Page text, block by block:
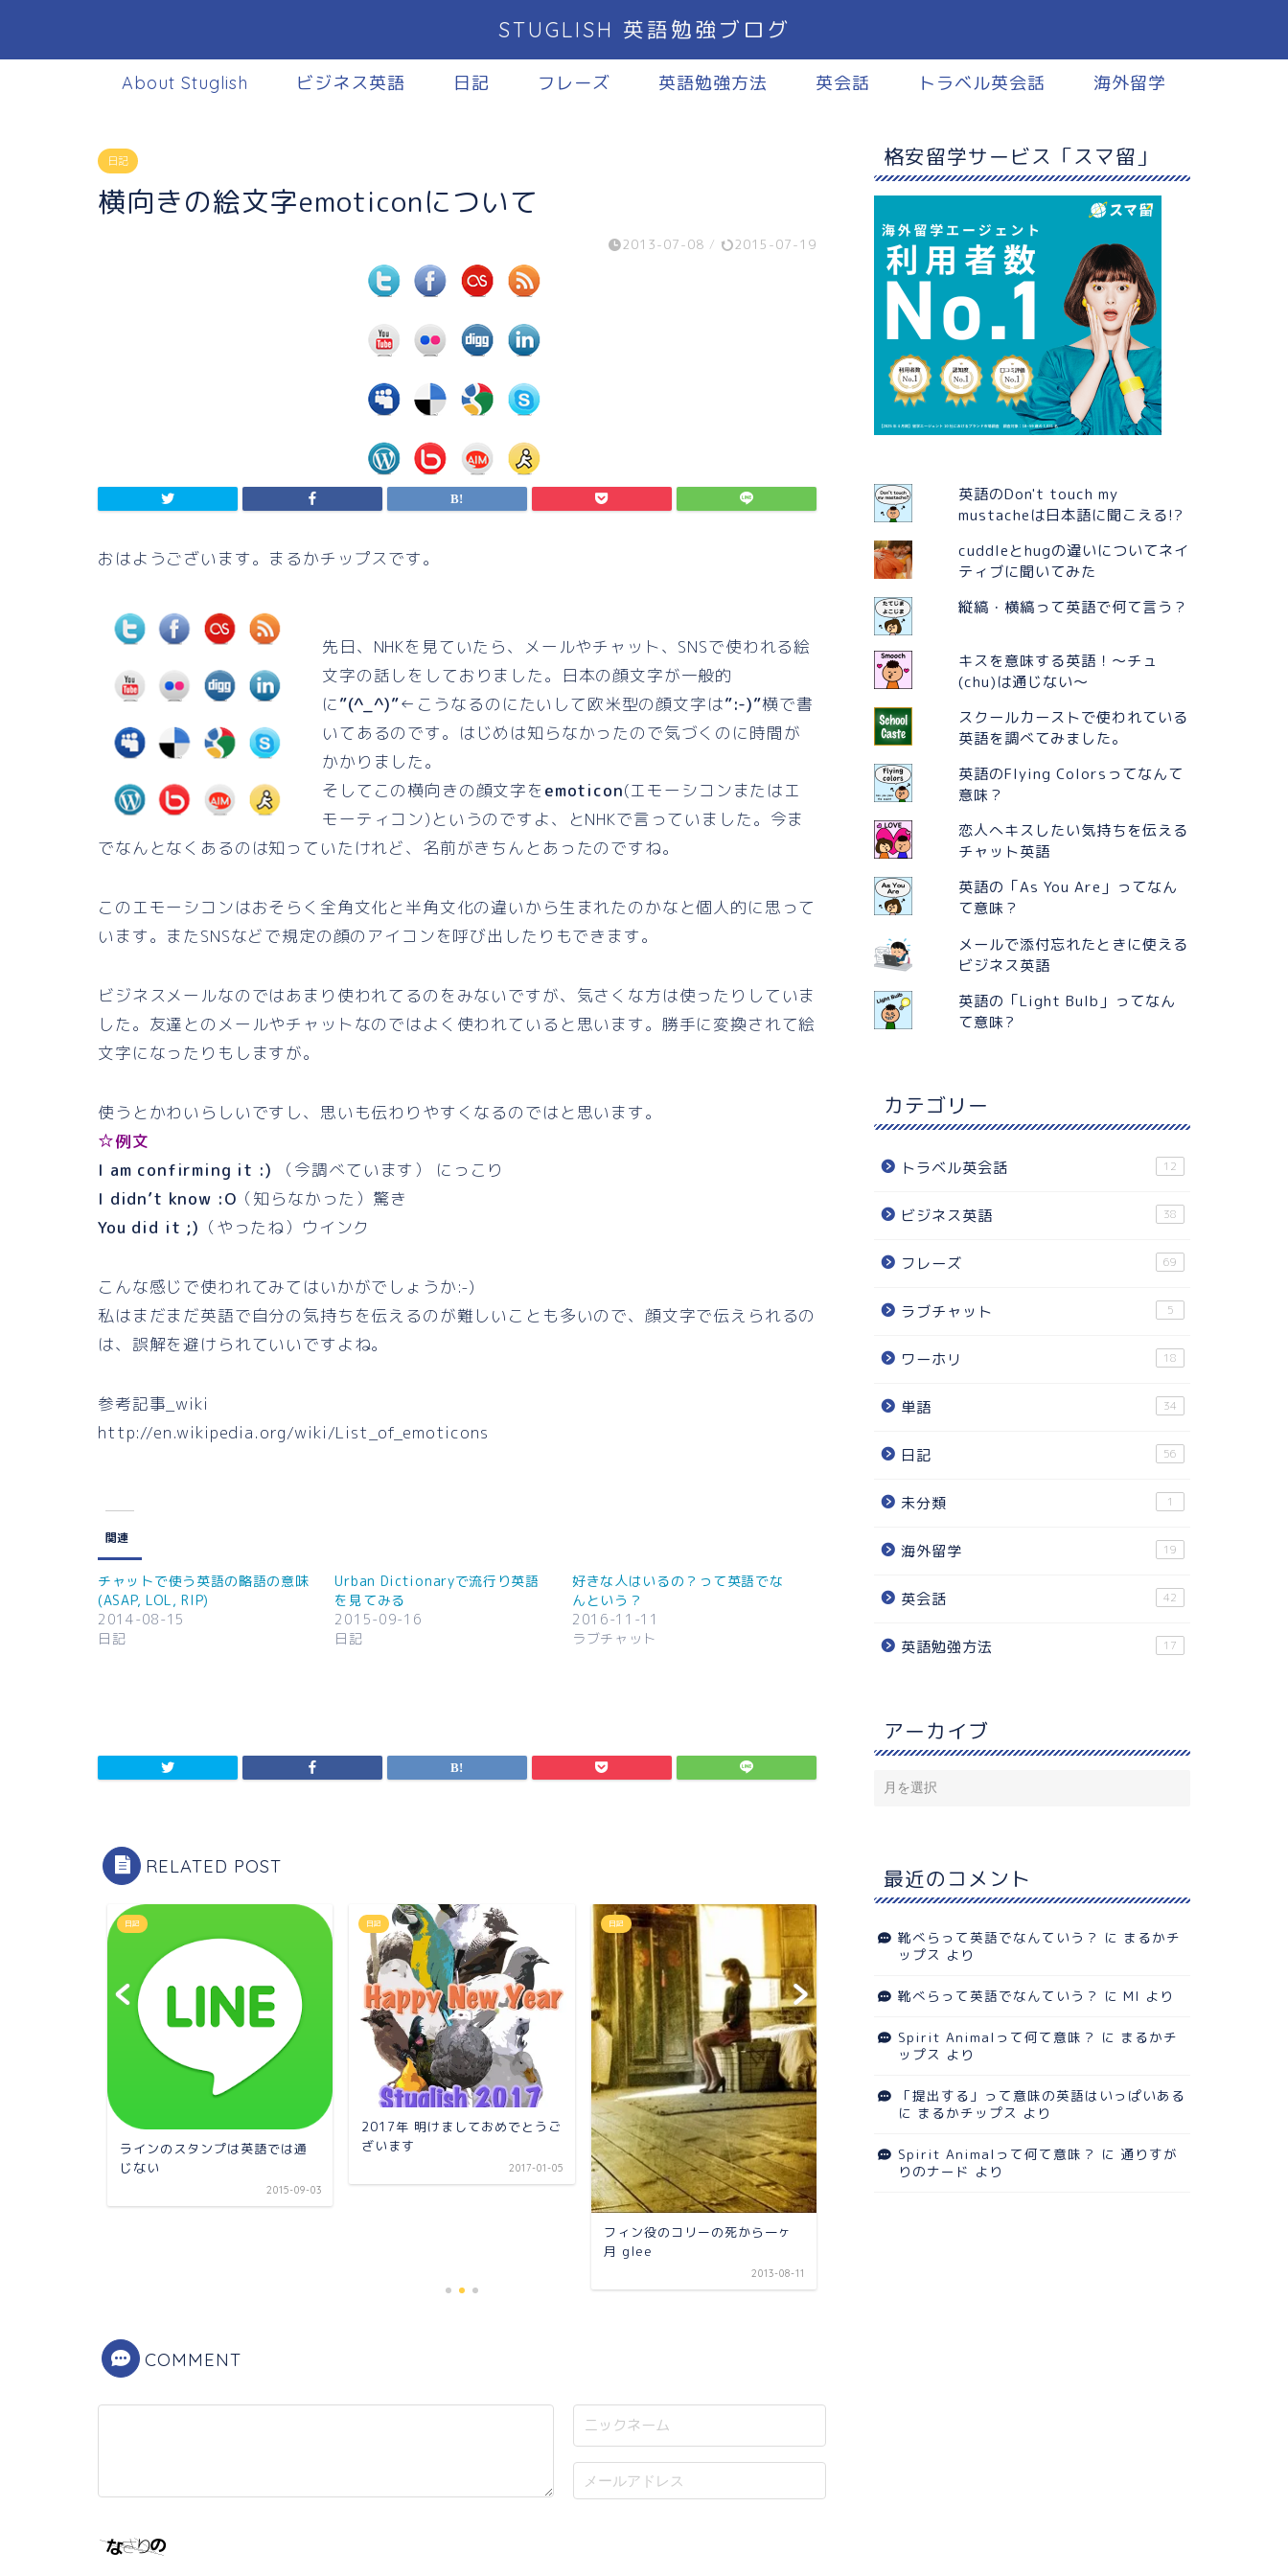
STUGLISH 英語勉強ブログ
About Stuglish ビジネス英語 日記 フレーズ 英語勉強方法 英会話 トラベル英会話 海外留学
日記
横向きの絵文字emoticonについて
2013-07-08 / 2015-07-19
おはようございます。まるかチップスです。
先日、NHKを見ていたら、メールやチャット、SNSで使われる絵
文字の話しをしておりました。日本の顔文字が一般的
に”(^_^)”←こうなるのにたいして欧米型の顔文字は”:-)”横で書
いてあるのです。はじめは知らなかったので気づくのに時間が
かかりました。
そしてこの横向きの顔文字を emoticon(エモーシコンまたはエ
モーティコン)というのですよ、とNHKで言っていました。今ま
でなんとなくあるのは知っていたけれど、名前がきちんとあったのですね。
このエモーシコンはおそらく全角文化と半角文化の違いから生まれたのかなと個人的に思って
います。またSNSなどで規定の顔のアイコンを呼び出したりもできます。
ビジネスメールなのではあまり使われてるのをみないですが、気さくな方は使ったりしていま
した。友達とのメールやチャットなのではよく使われていると思います。勝手に変換されて絵
文字になったりもしますが。
使うとかわいらしいですし、思いも伝わりやすくなるのではと思います。
☆例文
I am confirming it :)
（今調べています） にっこり
I didn’t know :O （知らなかった）驚き
You did it ;) （やったね）ウインク
こんな感じで使われてみてはいかがでしょうか:-)
私はまだまだ英語で自分の気持ちを伝えるのが難しいことも多いので、顔文字で伝えられるの
は、誤解を避けられていいですよね。
参考記事_wiki
http://en.wikipedia.org/wiki/List_of_emoticons
関連
チャットで使う英語の略語の意味
(ASAP, LOL, RIP)
2014-08-15
日記
Urban Dictionaryで流行り英語
を見てみる
2015-09-16
日記
好きな人はいるの？って英語でな
んという？
2016-11-11
ラブチャット
RELATED POST
日記
ラインのスタンプは英語では通
じない
2015-09-03
日記
2017年 明けましておめでとうご
ざいます
2017-01-05
日記
フィン役のコリーの死から一ヶ
月 glee
2013-08-11
ラインのスタンプは英語では通
ざいます
COMMENT
格安留学サービス「スマ留」
英語のDon't touch my
mustacheは日本語に聞こえる!?
cuddleとhugの違いについてネイ
ティブに聞いてみた
縦縞・横縞って英語で何て言う？
キスを意味する英語！〜チュ
(chu)は通じない〜
スクールカーストで使われている
英語を調べてみました。
英語のFlying Colorsってなんて
意味？
恋人へキスしたい気持ちを伝える
チャット英語
英語の「As You Are」ってなん
て意味？
メールで添付忘れたときに使える
ビジネス英語
英語の「Light Bulb」ってなん
て意味?
カテゴリー
トラベル英会話 12
ビジネス英語 38
フレーズ 69
ラブチャット 5
ワーホリ 18
単語 34
日記 56
未分類 1
海外留学 19
英会話 42
英語勉強方法 17
アーカイブ
最近のコメント
靴べらって英語でなんていう？ に まるかチ
ップス より
靴べらって英語でなんていう？ に MI より
Spirit Animalって何て意味？ に まるかチ
ップス より
「提出する」って意味の英語はいっぱいある
に まるかチップス より
Spirit Animalって何て意味？ に 通りすが
りのナード より